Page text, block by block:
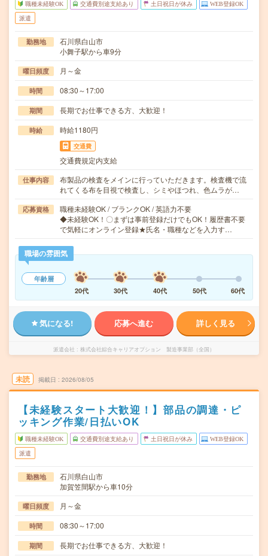
職種未経験OK 交通費別途支給あり 土日祝日が休み WEB登録OK
派遣
勤務地
石川県白山市
小舞子駅から車9分
曜日頻度 月～金
時間 08:30～17:00
期間 長期でお仕事できる方、大歓迎！
時給 時給1180円
交通費
交通費規定内支給
仕事内容
布製品の検査をメインに行っていただきます。検査機で流
れてくる布を目視で検査し、シミやほつれ、色ムラが…
応募資格
職種未経験OK / ブランクOK / 英語力不要
◆未経験OK！〇まずは事前登録だけでもOK！履歴書不要
で気軽にオンライン登録★氏名・職種などを入力す…
職場の雰囲気
年齢層
20代
30代 40代 50代 60代
気になる! 応募へ進む 詳しく見る
派遣会社 株式会社綜合キャリアオプション 製造事業部（全国）
未読 掲載日 2026/08/05
【未経験スタート大歓迎！】部品の調達・ピ
ッキング作業/日払いOK
職種未経験OK 交通費別途支給あり 土日祝日が休み WEB登録OK
派遣
勤務地
石川県白山市
加賀笠間駅から車10分
曜日頻度 月～金
時間 08:30～17:00
期間 長期でお仕事できる方、大歓迎！